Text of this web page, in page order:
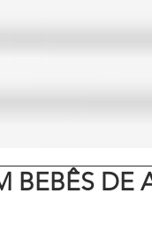
BEBÊS DE